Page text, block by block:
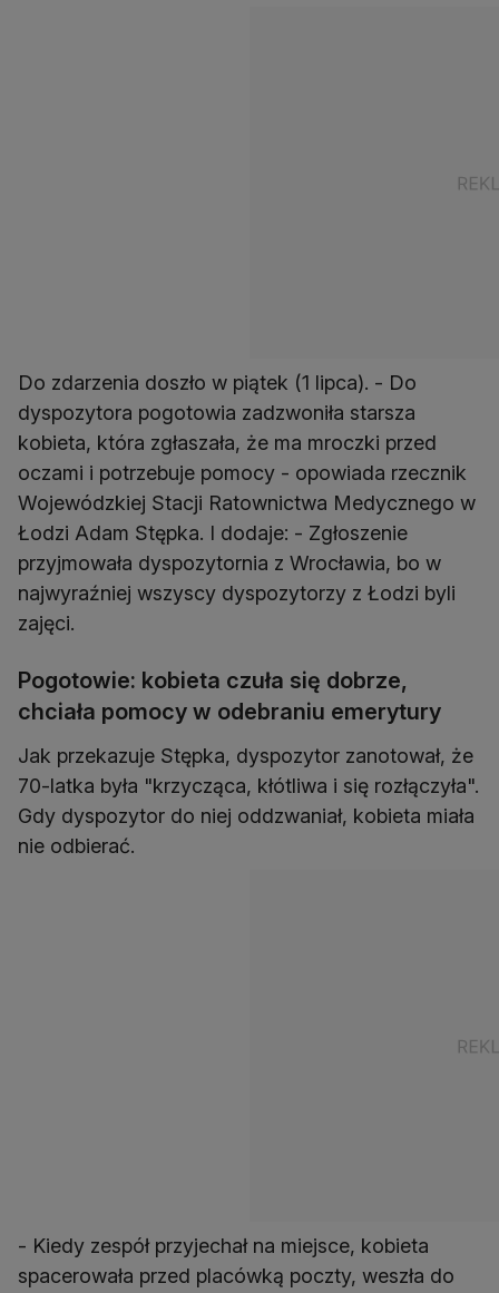
Do zdarzenia doszło w piątek (1 lipca). - Do
dyspozytora pogotowia zadzwoniła starsza
kobieta, która zgłaszała, że ma mroczki przed
oczami i potrzebuje pomocy - opowiada rzecznik
Wojewódzkiej Stacji Ratownictwa Medycznego w
Łodzi Adam Stępka. I dodaje: - Zgłoszenie
przyjmowała dyspozytornia z Wrocławia, bo w
najwyraźniej wszyscy dyspozytorzy z Łodzi byli
zajęci.
Pogotowie: kobieta czuła się dobrze,
chciała pomocy w odebraniu emerytury
Jak przekazuje Stępka, dyspozytor zanotował, że
70-latka była "krzycząca, kłótliwa i się rozłączyła".
Gdy dyspozytor do niej oddzwaniał, kobieta miała
nie odbierać.
- Kiedy zespół przyjechał na miejsce, kobieta
spacerowała przed placówką poczty, weszła do